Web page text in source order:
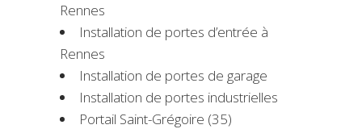
Rennes
Installation de portes d’entrée à
Rennes
Installation de portes de garage
Installation de portes industrielles
Portail Saint-Grégoire (35)